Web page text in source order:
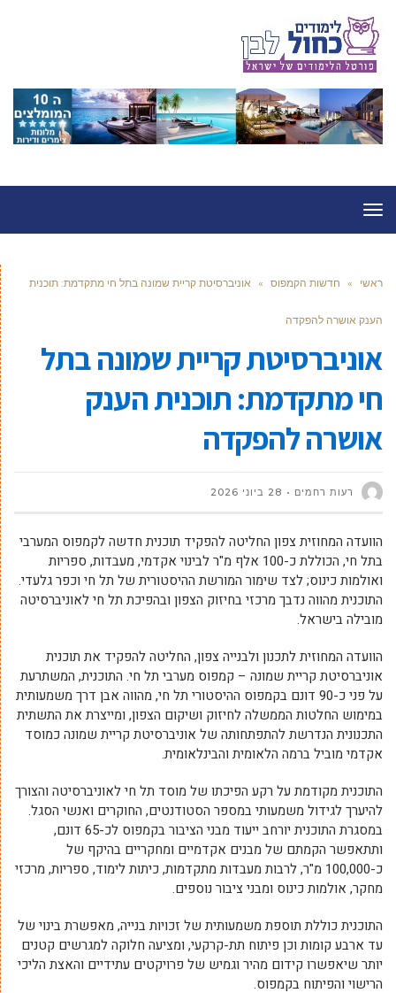
תפריט
ראשי » חדשות הקמפוס » אוניברסיטת קריית שמונה בתל חי מתקדמת: תוכנית
הענק אושרה להפקדה
אוניברסיטת קריית שמונה בתל
חי מתקדמת: תוכנית הענק
אושרה להפקדה
רעות רחמים 28 ביוני 2026
הוועדה המחוזית צפון החליטה להפקיד תוכנית חדשה לקמפוס המערבי
בתל חי, הכוללת כ-100 אלף מ"ר לבינוי אקדמי, מעבדות, ספריות
ואולמות כינוס; לצד שימור המורשת ההיסטורית של תל חי וכפר גלעדי.
התוכנית מהווה נדבך מרכזי בחיזוק הצפון ובהפיכת תל חי לאוניברסיטה
מובילה בישראל.
הוועדה המחוזית לתכנון ולבנייה צפון, החליטה להפקיד את תוכנית
אוניברסיטת קריית שמונה – קמפוס מערבי תל חי. התוכנית, המשתרעת
על פני כ-90 דונם בקמפוס ההיסטורי תל חי, מהווה אבן דרך משמעותית
במימוש החלטות הממשלה לחיזוק ושיקום הצפון, ומייצרת את התשתית
התכנונית הנדרשת להתפתחותה של אוניברסיטת קריית שמונה כמוסד
אקדמי מוביל ברמה הלאומית והבינלאומית.
התוכנית מקודמת על רקע הפיכתו של מוסד תל חי לאוניברסיטה והצורך
להיערך לגידול משמעותי במספר הסטודנטים, החוקרים ואנשי הסגל.
במסגרת התוכנית יורחב ייעוד מבני הציבור בקמפוס לכ-65 דונם,
ותתאפשר הקמתם של מבנים אקדמיים ומחקריים בהיקף של
כ-100,000 מ"ר, לרבות מעבדות מתקדמות, כיתות לימוד, ספריות, מרכזי
מחקר, אולמות כינוס ומבני ציבור נוספים.
התוכנית כוללת תוספת משמעותית של זכויות בנייה, מאפשרת בינוי של
עד ארבע קומות וכן פיתוח תת-קרקעי, ומציעה חלוקה למגרשים קטנים
יותר שיאפשרו קידום מהיר וגמיש של פרויקטים עתידיים והאצת הליכי
הרישוי והפיתוח בקמפוס.